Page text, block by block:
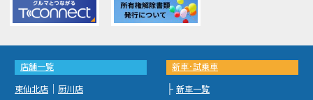
店舗一覧
東仙北店
厨川店
新車･試乗車
├ 新車一覧